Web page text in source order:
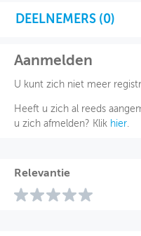
DEELNEMERS (0)
Aanmelden
U kunt zich niet meer
Heeft u zich al reeds
u zich afmelden? Klik hier.
Relevantie